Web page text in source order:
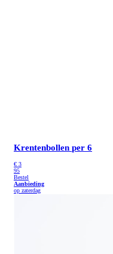
Krentenbollen per 6
€ 3
95
Bestel
Aanbieding
op zaterdag